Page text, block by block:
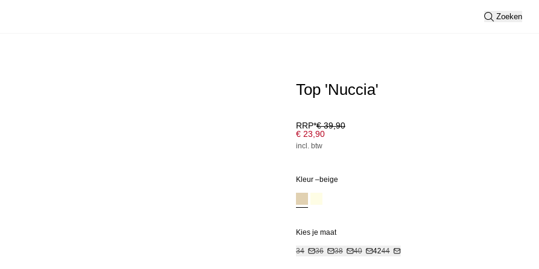
Zoeken
Top 'Nuccia'
RRP*€ 39,90
€ 23,90
incl. btw
Kleur –beige
Kies je maat
34 36 38 40 4244